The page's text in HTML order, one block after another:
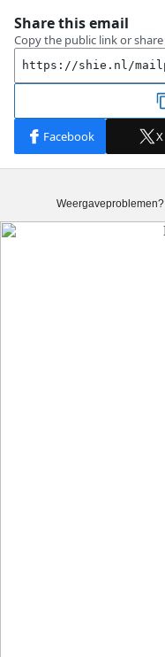
Weergaveproblemen?